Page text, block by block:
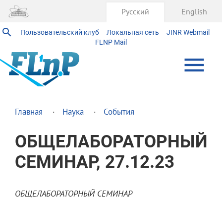
Пользовательский клуб Локальная сеть
JINR Webmail
FLNP Mail
Русский English
Главная Наука События
ОБЩЕЛАБОРАТОРНЫЙ
СЕМИНАР, 27.12.23
ОБЩЕЛАБОРАТОРНЫЙ СЕМИНАР